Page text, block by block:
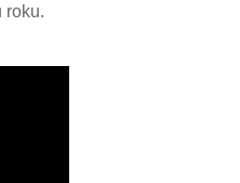
roku.